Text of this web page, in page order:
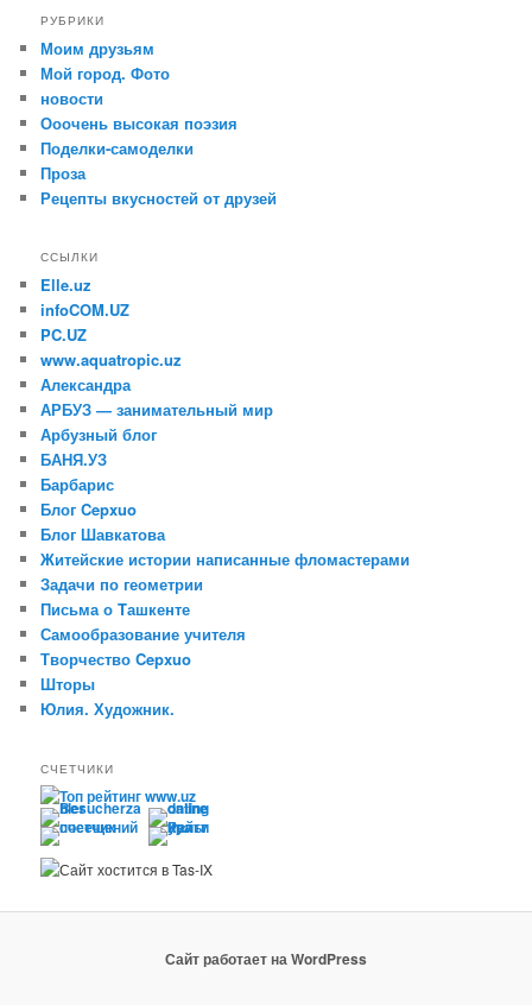
РУБРИКИ
Моим друзьям
Мой город. Фото
новости
Ооочень высокая поэзия
Поделки-самоделки
Проза
Рецепты вкусностей от друзей
ССЫЛКИ
Elle.uz
infoCOM.UZ
PC.UZ
www.aquatropic.uz
Александра
АРБУЗ — занимательный мир
Арбузный блог
БАНЯ.УЗ
Барбарис
Блог Cepxuo
Блог Шавкатова
Житейские истории написанные фломастерами
Задачи по геометрии
Письма о Tашкенте
Самообразование учителя
Творчество Cepxuo
Шторы
Юлия. Художник.
СЧЕТЧИКИ
Сайт работает на WordPress